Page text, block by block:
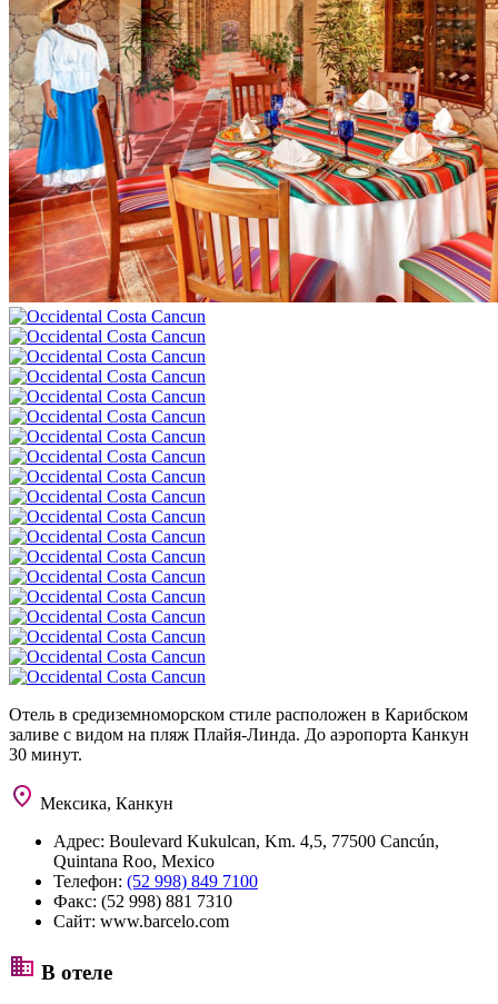
Отель в средиземноморском стиле расположен в Карибском
заливе с видом на пляж Плайя-Линда. До аэропорта Канкун
30 минут.
Мексика, Канкун
Адрес: Boulevard Kukulcan, Km. 4,5, 77500 Cancún,
Quintana Roo, Mexico
Телефон: (52 998) 849 7100
Факс: (52 998) 881 7310
Сайт: www.barcelo.com
В отеле